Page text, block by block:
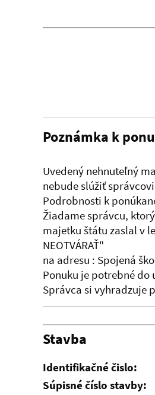
Poznámka k
Uvedený nehnuteľný
nebude slúžiť
Podrobnosti k
Žiadame správcu,
majetku štátu zaslal v
NEOTVÁRAŤ"
na adresu : Spojená
Ponuku je potrebné
Správca si vyhradzuje
Stavba
Identifikačné čislo:
Súpisné číslo stavby: